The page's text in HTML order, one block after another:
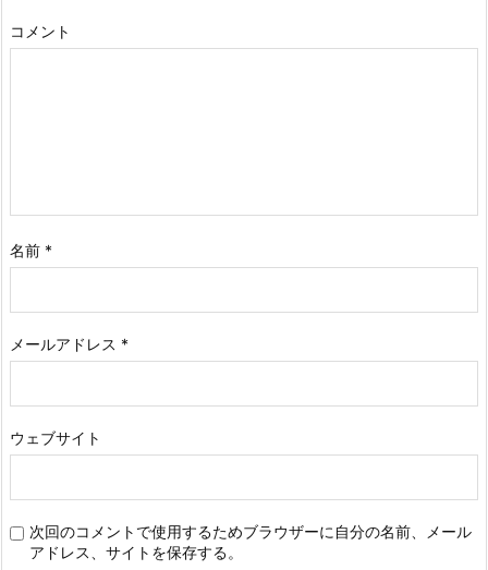
コメント
名前 *
メールアドレス *
ウェブサイト
次回のコメントで使用するためブラウザーに自分の名前、メール
アドレス、サイトを保存する。